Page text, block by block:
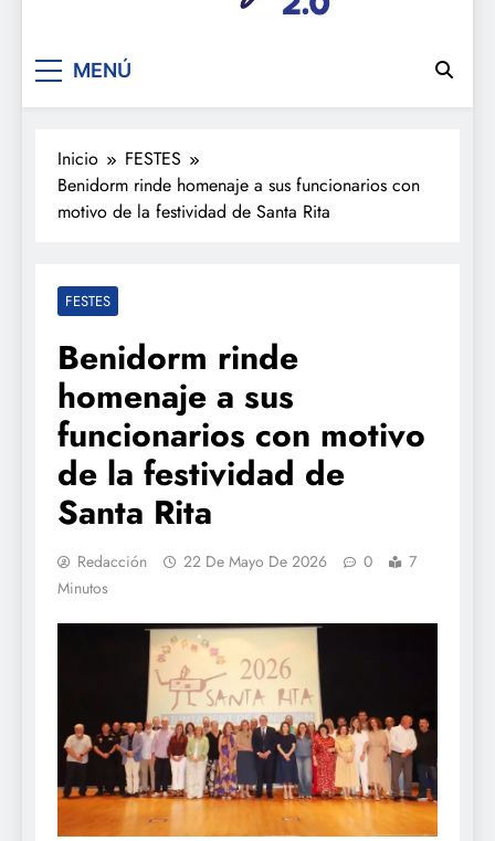
De festa en festa 2.0
MENÚ
Inicio
FESTES
Benidorm rinde homenaje a sus funcionarios con
motivo de la festividad de Santa Rita
FESTES
Benidorm rinde
homenaje a sus
funcionarios con motivo
de la festividad de
Santa Rita
Redacción 22 De Mayo De 2026 0
7
Minutos